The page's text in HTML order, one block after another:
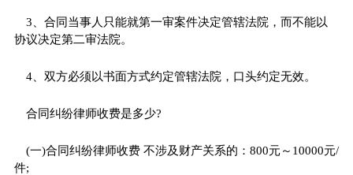
3、合同当事人只能就第一审案件决定管辖法院，而不能以
协议决定第二审法院。
4、双方必须以书面方式约定管辖法院，口头约定无效。
合同纠纷律师收费是多少?
(一)合同纠纷律师收费 不涉及财产关系的：800元～10000元/
件;